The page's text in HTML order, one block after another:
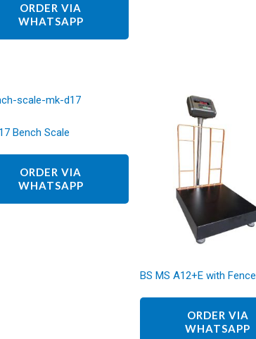
ORDER VIA
WHATSAPP
Bench Scale
ORDER VIA
WHATSAPP
BS MS A12+E with Fence
ORDER VIA
WHATSAPP